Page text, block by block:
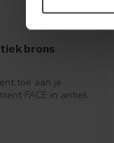
brons
toe aan je
FACE in antiek